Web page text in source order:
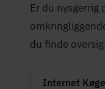
Er du nysgerrig
du finde
Internet Køge